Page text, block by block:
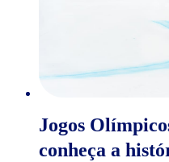
Jogos
conheça a